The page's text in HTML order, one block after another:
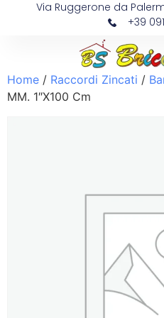
Via Ruggerone da
+39
Home / Raccordi Zincati /
MM. 1″X100 Cm